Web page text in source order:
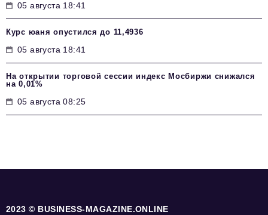
05 августа 18:41
Курс юаня опустился до 11,4936
05 августа 18:41
На открытии торговой сессии индекс Мосбиржи снижался
на 0,01%
05 августа 08:25
2023 © BUSINESS-MAGAZINE.ONLINE